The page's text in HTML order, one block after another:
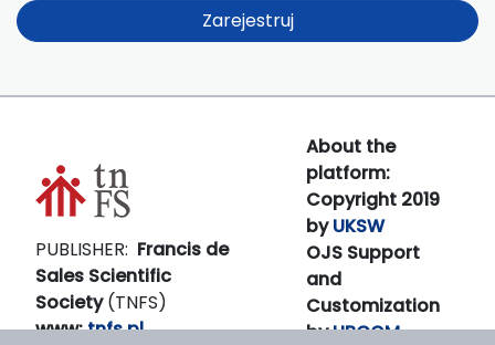
Zarejestruj
PUBLISHER: Francis de
Sales Scientific
Society(TNFS)
www:tnfs.pl
About the
platform:
Copyright 2019
byUKSW
OJS Support
and
Customization
byLIBCOM